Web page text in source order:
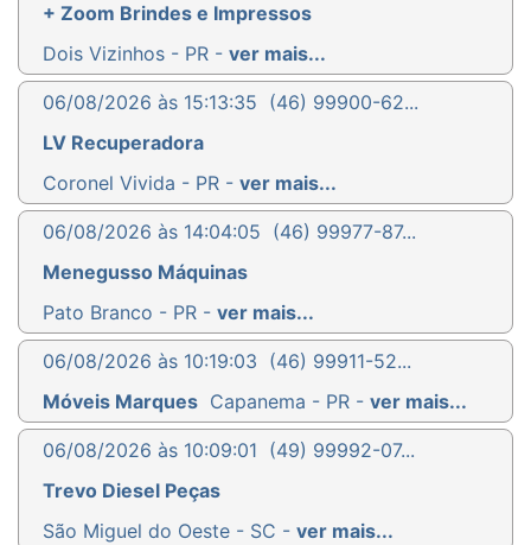
+ Zoom Brindes e Impressos
Dois Vizinhos - PR - ver mais...
06/08/2026 às 15:13:35 (46) 99900-62...
LV Recuperadora
Coronel Vivida - PR - ver mais...
06/08/2026 às 14:04:05 (46) 99977-87...
Menegusso Máquinas
Pato Branco - PR - ver mais...
06/08/2026 às 10:19:03 (46) 99911-52...
Móveis Marques Capanema - PR - ver mais...
06/08/2026 às 10:09:01 (49) 99992-07...
Trevo Diesel Peças
São Miguel do Oeste - SC - ver mais...